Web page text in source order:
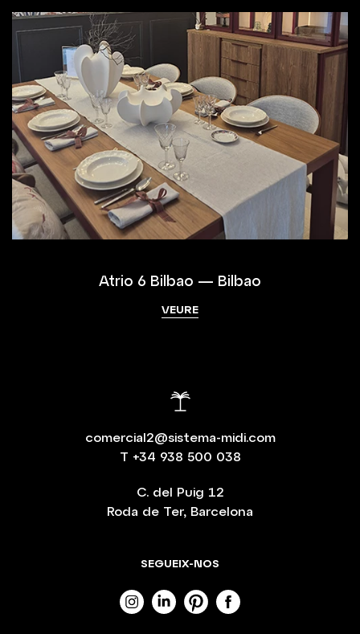
Atrio 6 Bilbao — Bilbao
VEURE
comercial2@sistema-midi.com
T +34 938 500 038
SEGUEIX-NOS
C. del Puig 12
Roda de Ter, Barcelona